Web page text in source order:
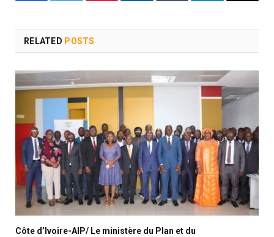
RELATED POSTS
Côte d’Ivoire-AIP/ Le ministère du Plan et du